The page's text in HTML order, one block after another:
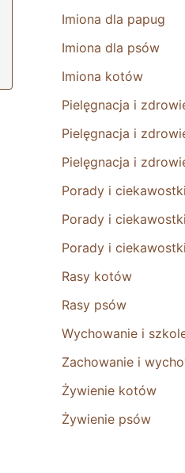
Imiona dla papug
Imiona dla psów
Imiona kotów
Pielęgnacja i
Pielęgnacja i
Pielęgnacja i
Porady i
Porady i
Porady i
Rasy kotów
Rasy psów
Wychowanie i
Zachowanie i
Żywienie kotów
Żywienie psów